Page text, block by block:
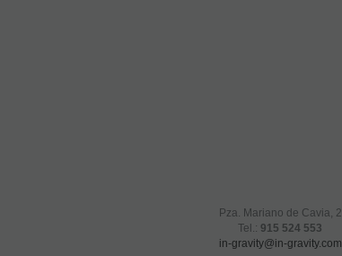
Pza. Mariano de Cavia, 2
Tel.: 915 524 553
in-gravity@in-gravity.com